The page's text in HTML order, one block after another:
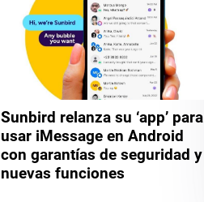
Sunbird relanza su ‘app’ para
usar iMessage en Android
con garantías de seguridad y
nuevas funciones